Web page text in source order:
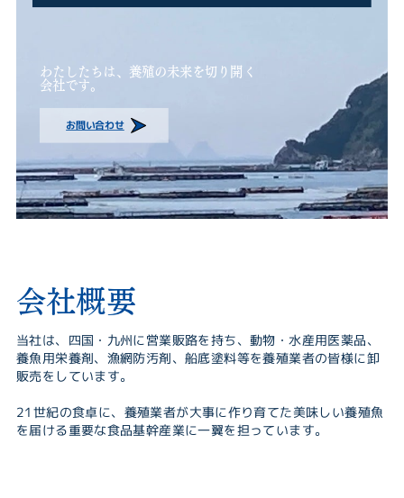
お問い合わせ
わたしたちは、養殖の未来を切り開く
会社です。
当社は、四国・九州に営業販路を持ち、動物・水産用医薬品、
養魚用栄養剤、漁網防汚剤、船底塗料等を養殖業者の皆様に卸
販売をしています。
21世紀の食卓に、養殖業者が大事に作り育てた美味しい養殖魚
を届ける重要な食品基幹産業に一翼を担っています。
会社概要